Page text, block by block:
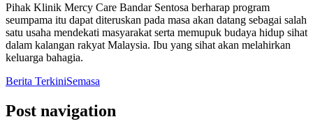
Pihak Klinik Mercy Care Bandar Sentosa berharap program
seumpama itu dapat diteruskan pada masa akan datang sebagai salah
satu usaha mendekati masyarakat serta memupuk budaya hidup sihat
dalam kalangan rakyat Malaysia. Ibu yang sihat akan melahirkan
keluarga bahagia.
Berita TerkiniSemasa
Post navigation